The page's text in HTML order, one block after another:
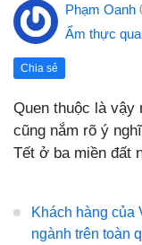
Phạm Oanh
Ẩm thực
Chia sẻ
Quen thuộc là vậy
cũng nắm rõ ý
Tết ở ba miền đất
Khách hàng của
ngành trên toàn